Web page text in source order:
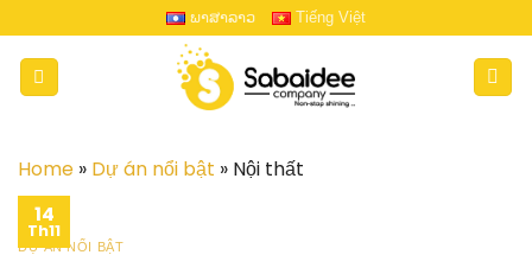
to
content
ພາສາລາວ Tiếng Việt
Home » Dự án nổi bật » Nội thất
14
Th11
DỰ ÁN NỔI BẬT